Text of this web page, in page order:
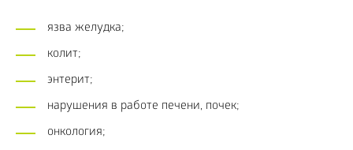
язва желудка;
колит;
энтерит;
нарушения в работе печени, почек;
онкология;